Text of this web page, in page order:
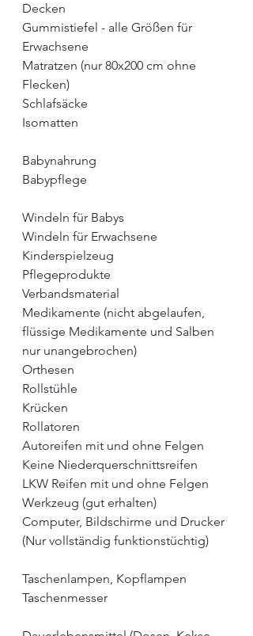
Decken
Gummistiefel - alle Größen für
Erwachsene
Matratzen (nur 80x200 cm ohne
Flecken)
Schlafsäcke
Isomatten
Babynahrung
Babypflege
Windeln für Babys
Windeln für Erwachsene
Kinderspielzeug
Pflegeprodukte
Verbandsmaterial
Medikamente (nicht abgelaufen,
flüssige Medikamente und Salben
nur unangebrochen)
Orthesen
Rollstühle
Krücken
Rollatoren
Autoreifen mit und ohne Felgen
Keine Niederquerschnittsreifen
LKW Reifen mit und ohne Felgen
Werkzeug (gut erhalten)
Computer, Bildschirme und Drucker
(Nur vollständig funktionstüchtig)
Taschenlampen, Kopflampen
Taschenmesser